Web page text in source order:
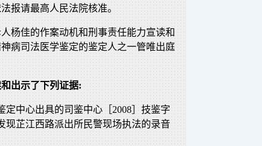
报请最高人民法院核准。
杨佳的作案动机和刑事责任能力宣读和
病司法医学鉴定的鉴定人之一管唯出庭
出示了下列证据:
定中心出具的司鉴中心［2008］技鉴字
现芷江西路派出所民警现场执法的录音